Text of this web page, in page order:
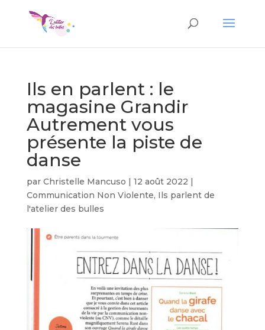
Ils en parlent : le
magasine Grandir
Autrement vous
présente la piste de
danse
par Christelle Mancuso | 12 août 2022 |
Communication Non Violente, Ils parlent de
l'atelier des bulles